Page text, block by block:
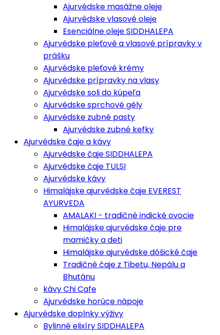
Ajurvédske masážne oleje
Ajurvédske vlasové oleje
Esenciálne oleje SIDDHALEPA
Ajurvédske pleťové a vlasové prípravky v
prášku
Ajurvédske pleťové krémy
Ajurvédske prípravky na vlasy
Ajurvédske soli do kúpeľa
Ajurvédske sprchové gély
Ajurvédske zubné pasty
Ajurvédske zubné kefky
Ajurvédske čaje a kávy
Ajurvédske čaje SIDDHALEPA
Ajurvédske čaje TULSI
Ajurvédske kávy
Himalájske ajurvédske čaje EVEREST
AYURVEDA
AMALAKI - tradičné indické ovocie
Himalájske ajurvédske čaje pre
mamičky a deti
Himalájske ajurvédske dóšické čaje
Tradičné čaje z Tibetu, Nepálu a
Bhutánu
kávy Chi Cafe
Ajurvédske horúce nápoje
Ajurvédske doplnky výživy
Bylinné elixíry SIDDHALEPA